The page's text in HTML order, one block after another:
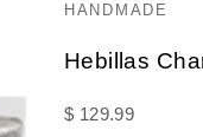
HANDMADE
Hebillas
Precio de oferta
$ 129.99